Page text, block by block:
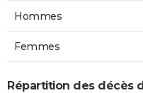
Hommes
Femmes
Répartition des décès